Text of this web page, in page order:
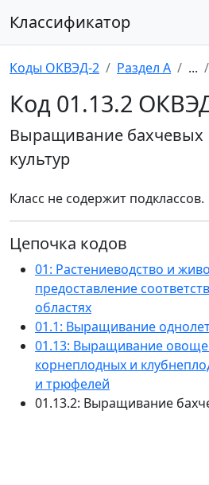
Классификатор
Коды ОКВЭД-2 Раздел A ...
Код 01.13.2
Выращивание бахчевых
культур
Класс не содержит подклассов.
Цепочка кодов
01: Растениеводство и
предоставление
областях
01.1: Выращивание
01.13: Выращивание
корнеплодных и
и трюфелей
01.13.2: Выращивание